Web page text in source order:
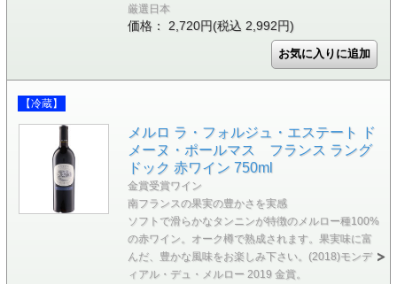
厳選日本
価格： 2,720円(税込 2,992円)
【冷蔵】
メルロ ラ・フォルジュ・エステート ド
メーヌ・ポールマス フランス ラング
ドック 赤ワイン 750ml
金賞受賞ワイン
南フランスの果実の豊かさを実感
ソフトで滑らかなタンニンが特徴のメルロー種100%
の赤ワイン。オーク樽で熟成されます。果実味に富
んだ、豊かな風味をお楽しみ下さい。(2018)モンデ
ィアル・デュ・メルロー 2019 金賞。